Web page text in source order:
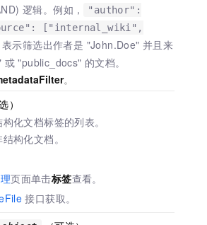
逻辑。例如，
"author":
["internal_wiki",
表示筛选出作者是 "John.Doe" 并且来
"public_docs" 的文档。
。
）
化文档标签的列表。
构化文档。
页面单击标签查看。
接口获取。